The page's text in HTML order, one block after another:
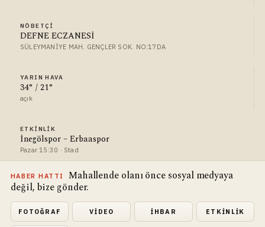
NÖBETÇI
DEFNE ECZANESİ
SÜLEYMANİYE MAH. GENÇLER SOK. NO:17DA
YARIN HAVA
34° / 21°
açık
ETKINLIK
İnegölspor – Erbaaspor
Pazar 15:30 · Stad
HABER HATTI
Mahallende olanı önce sosyal medyaya
değil, bize gönder.
FOTOĞRAF VIDEO İHBAR ETKINLIK